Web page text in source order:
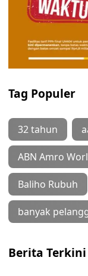
Tag Populer
32 tahun
ABN Amro
Baliho Rubuh
banyak
Berita Terkini